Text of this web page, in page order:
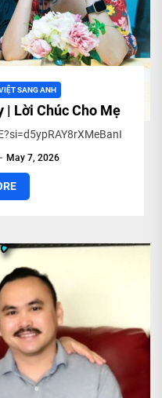
SANG ANH
| Lời Chúc Cho Mẹ
May 7, 2026